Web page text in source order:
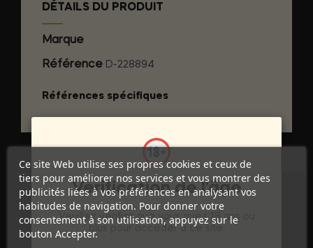
DÉTAILS DU PRODUIT
Marque
Référence D-228894
Références spécifiques
Ce site Web utilise ses propres cookies et ceux de
tiers pour améliorer nos services et vous montrer des
publicités liées à vos préférences en analysant vos
habitudes de navigation. Pour donner votre
consentement à son utilisation, appuyez sur le
bouton Accepter.
Vérification de l'âge
Veuillez vérifier que vous avez 18 ans ou
plus pour accéder à ce site.